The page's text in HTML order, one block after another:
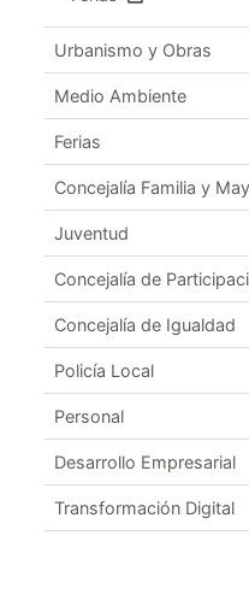
Urbanismo y Obras
Medio Ambiente
Ferias
Concejalía Familia y
Juventud
Concejalía de
Concejalía de Igualdad
Policía Local
Personal
Desarrollo Empresarial
Transformación Digital